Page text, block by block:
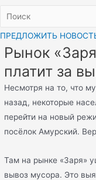
ПРЕДЛОЖИТЬ
Рынок
платит за
Несмотря на то, что
назад, некоторые
перейти на новый
посёлок Амурский.
Там на рынке «Заря»
вывоз мусора. Это